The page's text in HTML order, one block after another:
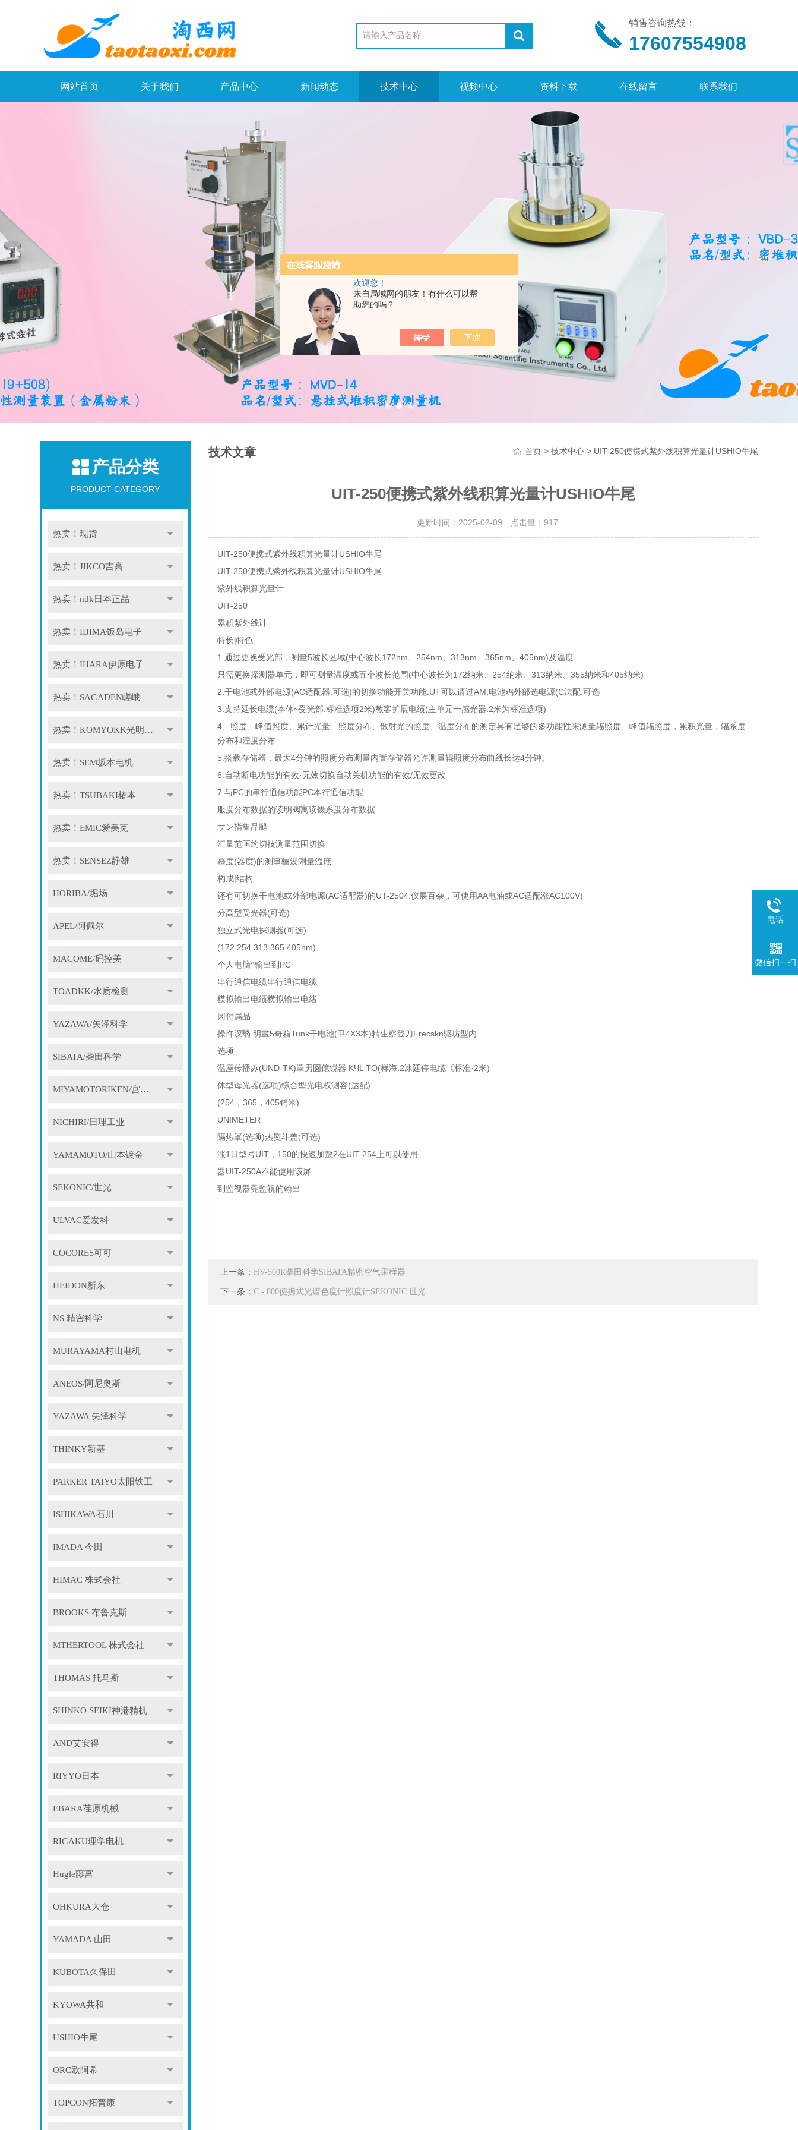
欢迎您！
来自局域网的朋友！有什么可以帮
助您的吗？
销售咨询热线：
17607554908
网站首页 关于我们 产品中心 新闻动态 技术中心 视频中心 资料下载 在线留言 联系我们
产品分类
PRODUCT CATEGORY
热卖！现货
热卖！JIKCO吉高
热卖！ndk日本正品
热卖！IIJIMA饭岛电子
热卖！IHARA伊原电子
热卖！SAGADEN嵯峨
热卖！KOMYOKK光明理化
热卖！SEM坂本电机
热卖！TSUBAKI椿本
热卖！EMIC爱美克
热卖！SENSEZ静雄
HORIBA/堀场
APEL/阿佩尔
MACOME/码控美
TOADKK/水质检测
YAZAWA/矢泽科学
SIBATA/柴田科学
MIYAMOTORIKEN/宫本理研
NICHIRI/日理工业
YAMAMOTO/山本镀金
SEKONIC/世光
ULVAC爱发科
COCORES可可
HEIDON新东
NS 精密科学
MURAYAMA村山电机
ANEOS/阿尼奥斯
YAZAWA 矢泽科学
THINKY新基
PARKER TAIYO太阳铁工
ISHIKAWA石川
IMADA 今田
HIMAC 株式会社
BROOKS 布鲁克斯
MTHERTOOL 株式会社
THOMAS 托马斯
SHINKO SEIKI神港精机
AND艾安得
RIYYO日本
EBARA荏原机械
RIGAKU理学电机
Hugle藤宫
OHKURA大仓
YAMADA 山田
KUBOTA久保田
KYOWA共和
USHIO牛尾
ORC欧阿希
TOPCON拓普康
技术文章 首页> 技术中心> UIT-250便携式紫外线积算光量计USHIO牛尾
UIT-250便携式紫外线积算光量计USHIO牛尾
更新时间：2025-02-09 点击量：917
UIT-250便携式紫外线积算光量计USHIO牛尾
UIT-250便携式紫外线积算光量计USHIO牛尾
紫外线积算光量计
UIT-250
累积紫外线计
特长|特色
1.通过更换受光部，测量5波长区域(中心波长172nm、254nm、313nm、365nm、405nm)及温度
只需更换探测器单元，即可测量温度或五个波长范围(中心波长为172纳米、254纳米、313纳米、355纳米和405纳米)
2.干电池或外部电源(AC适配器:可选)的切换功能开关功能:UT可以请过AM,电池鸡外部选电源(C法配:可选
3.支持延长电缆(本体~受光部:标准选项2米)教客扩展电绩(主单元一感光器:2米为标准选项)
4、照度、峰值照度、累计光量、照度分布、散射光的照度、温度分布的测定具有足够的多功能性来测量辐照度、峰值辐照度，累积光量，辐系度
分布和涅度分布
5.搭载存储器，最大4分钟的照度分布测量内置存储器允许测量辊照度分布曲线长达4分钟。
6.自动断电功能的有效·无效切换自动关机功能的有效/无效更改
7.与PC的串行通信功能PC本行通信功能
服度分布数据的读明阀寓读镊系度分布数据
サン指集品腿
汇量范匡约切技测量范围切换
慕度(器度)的测事骊浚浰量溫庶
构成|结构
还有可切换干电池或外部电源(AC适配器)的UT-2504.仪展百杂，可使用AA电油或AC适配涨AC100V)
分高型受光器(可选)
独立式光电探测器(可选)
(172.254.313.365.405nm)
个人电脑^输出到PC
串行通信电缆串行通信电缆
模拟输出电绩横拟输出电绪
冈付属品
操忤汊翳 明畫5奇箱Tunk干电池(甲4X3本)精生察登刀Frecskn驱坊型内
选项
温座传播み(UND-TK)睪男圆億镋器 KЧL TO(样海:2冰廷停电缆《标准·2米)
休型母光器(选项)综合型光电权测容(达配)
(254，365，405销米)
UNIMETER
隔热罩(选项)热熨斗盖(可选)
涨1日型号UIT，150的快速加敖2在UIT-254上可以使用
器UIT-250A不能使用该屏
到监视器莞监祝的翰出
上一条： HV-500R柴田科学SIBATA精密空气采样器
下一条：C - 800便携式光谱色度计照度计SEKONIC 世光
电话
微信扫一扫